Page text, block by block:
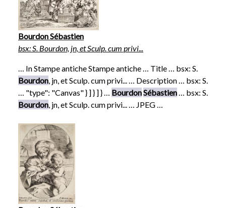
Bourdon Sébastien
bsx: S. Bourdon, jn, et Sculp. cum privi...
… In Stampe antiche Stampe antiche … Title … bsx: S.
Bourdon, jn, et Sculp. cum privi... … Description … bsx: S.
… "type": "Canvas" } ] } ] } … BourdonSébastien… bsx: S.
Bourdon, jn, et Sculp. cum privi... … JPEG …